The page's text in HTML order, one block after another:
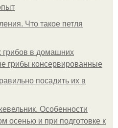
Что такое петля
грибов в домашних
грибы консервированные
посадить их в
Особенности
осенью и при подготовке к